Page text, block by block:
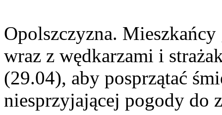
Opolszczyzna.
wraz z wędkarzami i
(29.04), aby posprzątać
niesprzyjającej pogody do